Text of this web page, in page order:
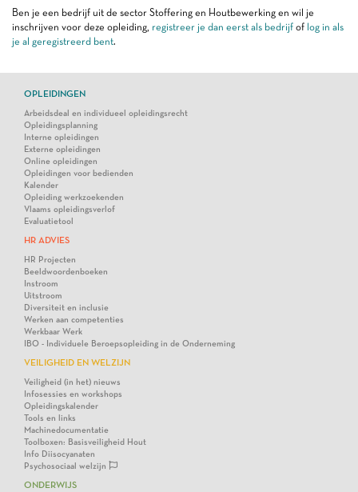
Ben je een bedrijf uit de sector Stoffering en Houtbewerking en wil je
inschrijven voor deze opleiding, registreer je dan eerst als bedrijf of log in als
je al geregistreerd bent.
OPLEIDINGEN
Arbeidsdeal en individueel opleidingsrecht
Opleidingsplanning
Interne opleidingen
Externe opleidingen
Online opleidingen
Opleidingen voor bedienden
Kalender
Opleiding werkzoekenden
Vlaams opleidingsverlof
Evaluatietool
HR ADVIES
HR Projecten
Beeldwoordenboeken
Instroom
Uitstroom
Diversiteit en inclusie
Werken aan competenties
Werkbaar Werk
IBO - Individuele Beroepsopleiding in de Onderneming
VEILIGHEID EN WELZIJN
Veiligheid (in het) nieuws
Infosessies en workshops
Opleidingskalender
Tools en links
Machinedocumentatie
Toolboxen: Basisveiligheid Hout
Info Diisocyanaten
Psychosociaal welzijn
ONDERWIJS